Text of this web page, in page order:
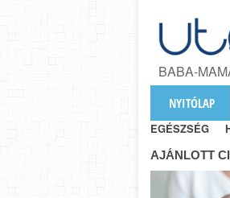
BABA-
NYITÓLAP
EGÉSZSÉG
AJÁNLOTT